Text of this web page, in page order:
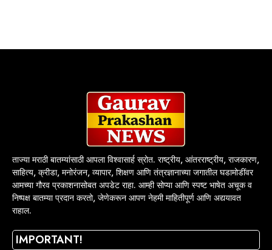
ताज्या मराठी बातम्यांसाठी आपला विश्वासार्ह स्रोत. राष्ट्रीय, आंतरराष्ट्रीय, राजकारण,
साहित्य, क्रीडा, मनोरंजन, व्यापार, शिक्षण आणि तंत्रज्ञानाच्या जगातील घडामोडींवर
आमच्या गौरव प्रकाशनासोबत अपडेट राहा. आम्ही सोप्या आणि स्पष्ट भाषेत अचूक व
निष्पक्ष बातम्या प्रदान करतो, जेणेकरून आपण नेहमी माहितीपूर्ण आणि अद्ययावत
राहाल.
IMPORTANT!